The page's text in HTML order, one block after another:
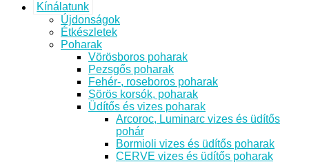
Kínálatunk
Újdonságok
Étkészletek
Poharak
Vörösboros poharak
Pezsgős poharak
Fehér-, roseboros poharak
Sörös korsók, poharak
Üdítős és vizes poharak
Arcoroc, Luminarc vizes és üdítős
pohár
Bormioli vizes és üdítős poharak
CERVE vizes és üdítős poharak